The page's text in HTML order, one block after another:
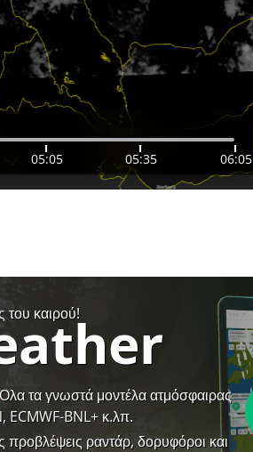
05:05 05:35 06:05
του καιρού!
Όλα τα γνωστά μοντέλα ατμόσφαιρας
ECMWF-BNL+ κ.λπ.
προβλέψεις ραντάρ, δορυφόροι και